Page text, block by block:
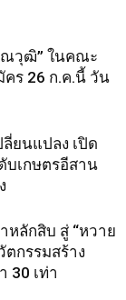
ณวุฒิ” ในคณะ
คร 26 ก.ค.นี้ วัน
ลี่ยนแปลง เปิด
ดับเกษตรอีสาน
หลักสิบ สู่ “หวาย
กรรมสร้าง
30 เท่า